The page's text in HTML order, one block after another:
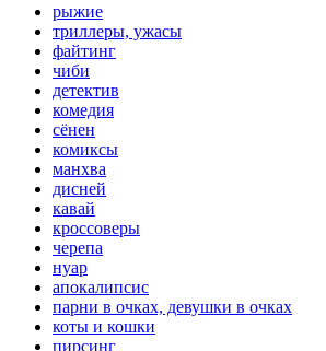
рыжие
триллеры, ужасы
файтинг
чиби
детектив
комедия
сёнен
комиксы
манхва
дисней
кавай
кроссоверы
черепа
нуар
апокалипсис
парни в очках, девушки в очках
коты и кошки
пирсинг